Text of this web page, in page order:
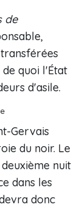
de
quoi l'État
d'asile.
e
Gervais
du noir. Le
nuit
dans les
donc